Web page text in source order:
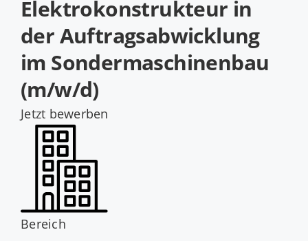
Jobs
Elektrokonstrukteur in
der Auftragsabwicklung
im Sondermaschinenbau
(m/w/d)
Jetzt bewerben
Bereich